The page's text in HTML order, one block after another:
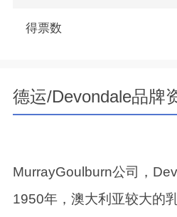
得票数
德运/Devondale品牌
MurrayGoulburn公司，
1950年，澳大利亚较大的